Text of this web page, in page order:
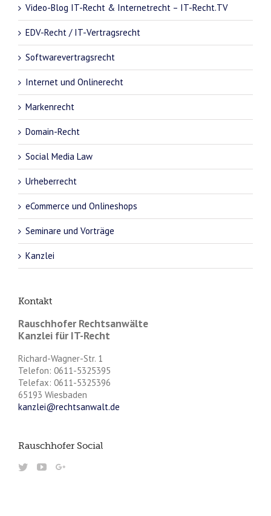
Video-Blog IT-Recht & Internetrecht – IT-Recht.TV
EDV-Recht / IT-Vertragsrecht
Softwarevertragsrecht
Internet und Onlinerecht
Markenrecht
Domain-Recht
Social Media Law
Urheberrecht
eCommerce und Onlineshops
Seminare und Vorträge
Kanzlei
Kontakt
Rauschhofer Rechtsanwälte
Kanzlei für IT-Recht
Richard-Wagner-Str. 1
Telefon: 0611-5325395
Telefax: 0611-5325396
65193 Wiesbaden
kanzlei@rechtsanwalt.de
Rauschhofer Social